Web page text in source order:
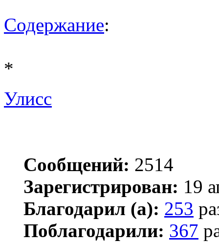
Содержание:
*
Улисс
Сообщений: 2514
Зарегистрирован: 19
Благодарил (а): 253
Поблагодарили: 367